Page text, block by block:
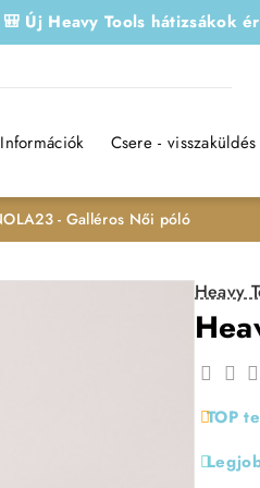
🎒 Új Heavy Tools hátizsákok
Információk Csere - visszaküldés
- Galléros Női póló
Heavy
TOP